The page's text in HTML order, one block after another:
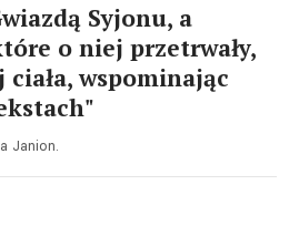
Syjonu, a
o niej przetrwały,
ciała, wspominając
Janion.